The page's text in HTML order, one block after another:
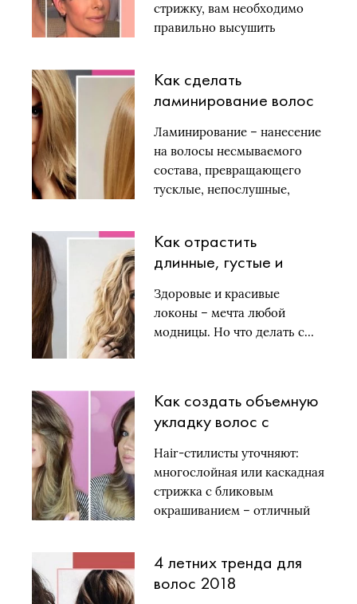
стрижку, вам необходимо
правильно высушить
Как сделать
ламинирование волос
недорого
Ламинирование – нанесение
на волосы несмываемого
состава, превращающего
тусклые, непослушные,
Как отрастить
длинные, густые и
ТОП-3 эффективных
способов
Здоровые и красивые
локоны – мечта любой
модницы. Но что делать с…
Как создать объемную
укладку волос с
простая техника
Hair-стилисты уточняют:
многослойная или каскадная
стрижка с бликовым
окрашиванием – отличный
4 летних тренда для
волос 2018